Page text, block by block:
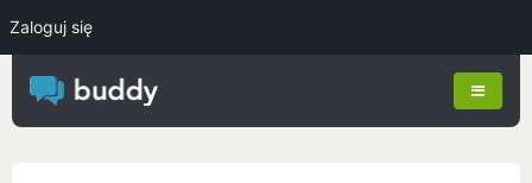
Zaloguj się